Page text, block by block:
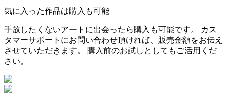
気に入った作品は購入も可能
手放したくないアートに出会ったら購入も可能です。 カス
タマーサポートにお問い合わせ頂ければ、販売金額をお伝え
させていただきます。 購入前のお試しとしてもご活用くだ
さい。